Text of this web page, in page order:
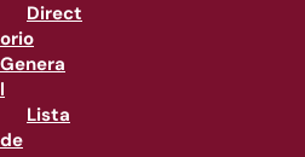
Direct
orio
Genera
l
Lista
de